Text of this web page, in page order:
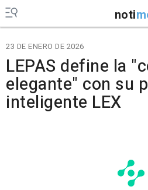
noti
23 DE ENERO DE 2026
LEPAS define la
elegante" con su
inteligente LEX